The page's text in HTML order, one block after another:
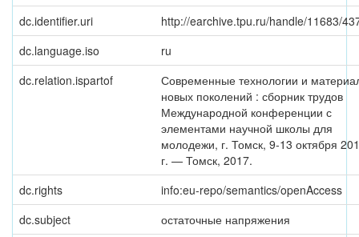
dc.identifier.uri
http://earchive.tpu.ru/handle/11683/
dc.language.iso
ru
dc.relation.ispartof
Современные технологии и
новых поколений : сборник трудов
Международной конференции с
элементами научной школы для
молодежи, г. Томск, 9-13 октября
г. — Томск, 2017.
dc.rights
info:eu-repo/semantics/openAccess
dc.subject
остаточные напряжения